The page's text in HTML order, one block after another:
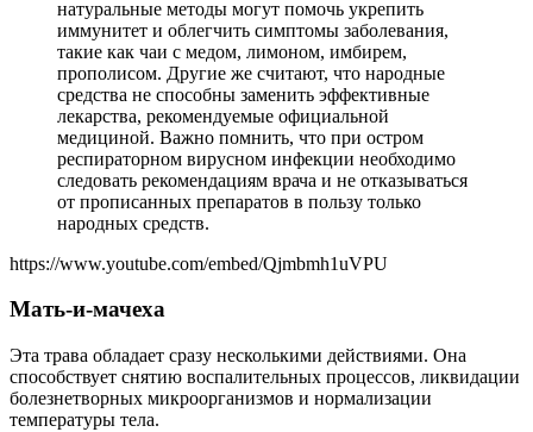
натуральные методы могут помочь укрепить
иммунитет и облегчить симптомы заболевания,
такие как чаи с медом, лимоном, имбирем,
прополисом. Другие же считают, что народные
средства не способны заменить эффективные
лекарства, рекомендуемые официальной
медициной. Важно помнить, что при остром
респираторном вирусном инфекции необходимо
следовать рекомендациям врача и не отказываться
от прописанных препаратов в пользу только
народных средств.
https://www.youtube.com/embed/Qjmbmh1uVPU
Мать-и-мачеха
Эта трава обладает сразу несколькими действиями. Она
способствует снятию воспалительных процессов, ликвидации
болезнетворных микроорганизмов и нормализации
температуры тела.